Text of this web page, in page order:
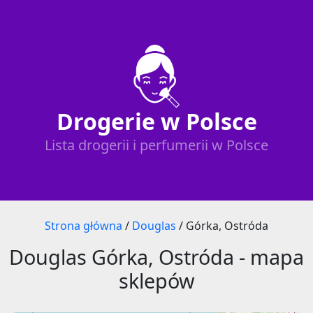
Drogerie w Polsce
Lista drogerii i perfumerii w Polsce
Strona główna / Douglas / Górka, Ostróda
Douglas Górka, Ostróda - mapa
sklepów